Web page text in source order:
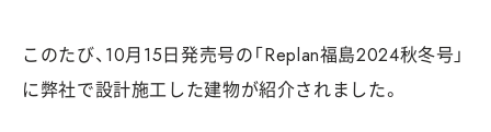
このたび、10月15日発売号の「Replan福島2024秋冬号」
に弊社で設計施工した建物が紹介されました。